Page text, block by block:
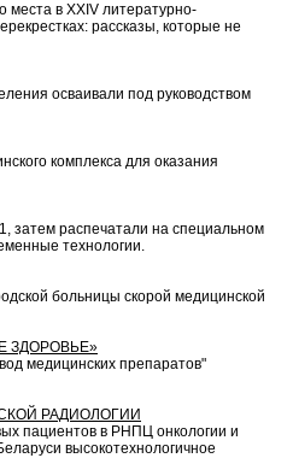
места в XXIV литературно-
рассказы, которые не
осваивали под руководством
комплекса для оказания
затем распечатали на специальном
технологии.
больницы скорой медицинской
ЗДОРОВЬЕ»
медицинских препаратов"
РАДИОЛОГИИ
пациентов в РНПЦ онкологии и
высокотехнологичное